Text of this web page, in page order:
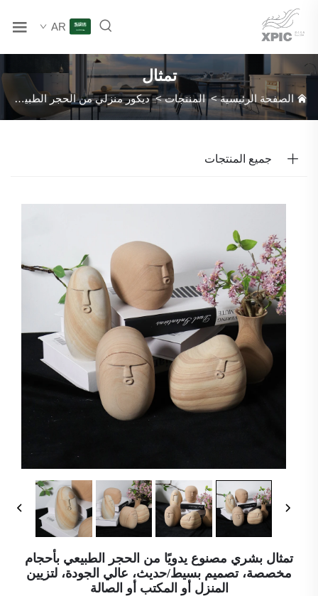
AR
تمثال
الصفحة الرئيسية>المنتجات>ديكور منزلي من الحجر الطبيعي
جميع المنتجات
تمثال بشري مصنوع يدويًا من الحجر الطبيعي بأحجام
مخصصة، تصميم بسيط/حديث، عالي الجودة، لتزيين
المنزل أو المكتب أو الصالة